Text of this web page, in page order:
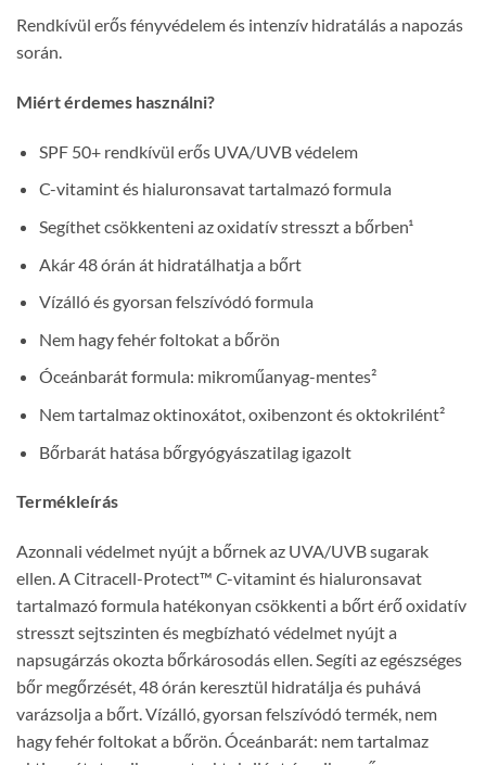
Rendkívül erős fényvédelem és intenzív hidratálás a napozás
során.
Miért érdemes használni?
SPF 50+ rendkívül erős UVA/UVB védelem
C-vitamint és hialuronsavat tartalmazó formula
Segíthet csökkenteni az oxidatív stresszt a bőrben¹
Akár 48 órán át hidratálhatja a bőrt
Vízálló és gyorsan felszívódó formula
Nem hagy fehér foltokat a bőrön
Óceánbarát formula: mikroműanyag-mentes²
Nem tartalmaz oktinoxátot, oxibenzont és oktokrilént²
Bőrbarát hatása bőrgyógyászatilag igazolt
Termékleírás
Azonnali védelmet nyújt a bőrnek az UVA/UVB sugarak
ellen. A Citracell-Protect™ C-vitamint és hialuronsavat
tartalmazó formula hatékonyan csökkenti a bőrt érő oxidatív
stresszt sejtszinten és megbízható védelmet nyújt a
napsugárzás okozta bőrkárosodás ellen. Segíti az egészséges
bőr megőrzését, 48 órán keresztül hidratálja és puhává
varázsolja a bőrt. Vízálló, gyorsan felszívódó termék, nem
hagy fehér foltokat a bőrön. Óceánbarát: nem tartalmaz